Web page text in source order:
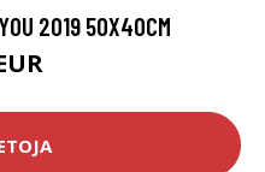
2019 50X40CM